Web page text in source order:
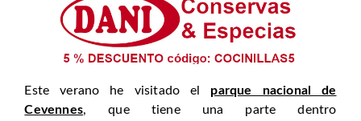
Este verano he visitado el parque nacional de
Cevennes, que tiene una parte dentro